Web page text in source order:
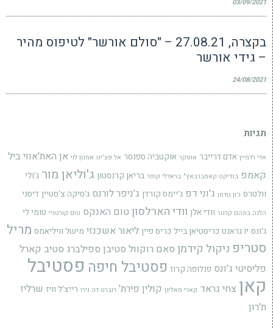
בקצרה, 27.08.21 – "סולם אורשר" לטיפוס מהיר
– גידי אורשר
24/08/2021
תגיות
אדי רדמיין אדם דרייבר אוסקר אוקטביה ספנסר אל פצ'ינו אמנון לוי אן האת'אוויביל
קאמפ בנדיקט קאמברבאץ" בראדלי קופר בריאן קרנסטון ג'וליאן מור ג'ולי
וולטרס ג'ון גודמן ג'וני דפ ג'יימס קורדן ג'ניפר לורנס ג'סיקה צ'סטיין דיסני
הלנה בונהם קרטר וודי אלן וודי הארלסון טום האנקס טום קורטניי טומי לי
ג'ונס יו גראנט כריסטיאן בייל כריס פיין ליאור אשכנזי מישל וויליאמס מריל
סטריפ ניקול קידמן סאם רוקוול סטיבן ספילברג סטיב קארל
פליסיטי ג'ונס פנלופה קרוז פסטיבל חיפה פסטיבל
קאן צחי גראד קארי מאליגן קולין פירת' רוברט דה נירו רייצ'ל וויז שרליז
ת'רון